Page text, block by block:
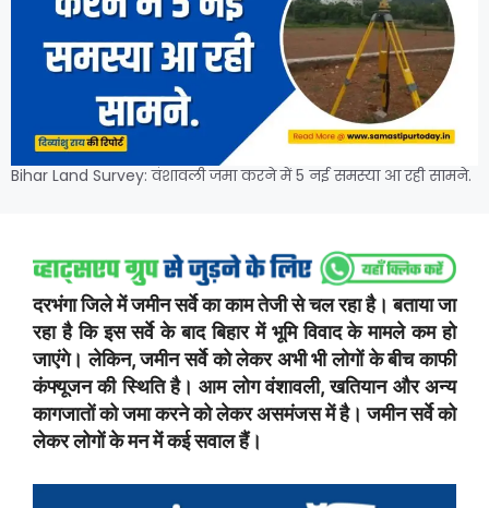
Bihar Land Survey: वंशावली जमा करने में 5 नई समस्या आ रही सामने.
दरभंगा जिले में जमीन सर्वे का काम तेजी से चल रहा है। बताया जा
रहा है कि इस सर्वे के बाद बिहार में भूमि विवाद के मामले कम हो
जाएंगे। लेकिन, जमीन सर्वे को लेकर अभी भी लोगों के बीच काफी
कंफ्यूजन की स्थिति है। आम लोग वंशावली, खतियान और अन्य
कागजातों को जमा करने को लेकर असमंजस में है। जमीन सर्वे को
लेकर लोगों के मन में कई सवाल हैं।